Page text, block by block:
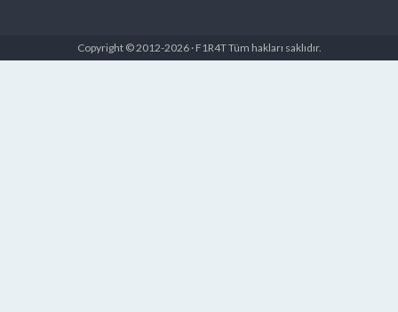
Copyright © 2012-2026 · F1R4T Tüm hakları saklıdır.